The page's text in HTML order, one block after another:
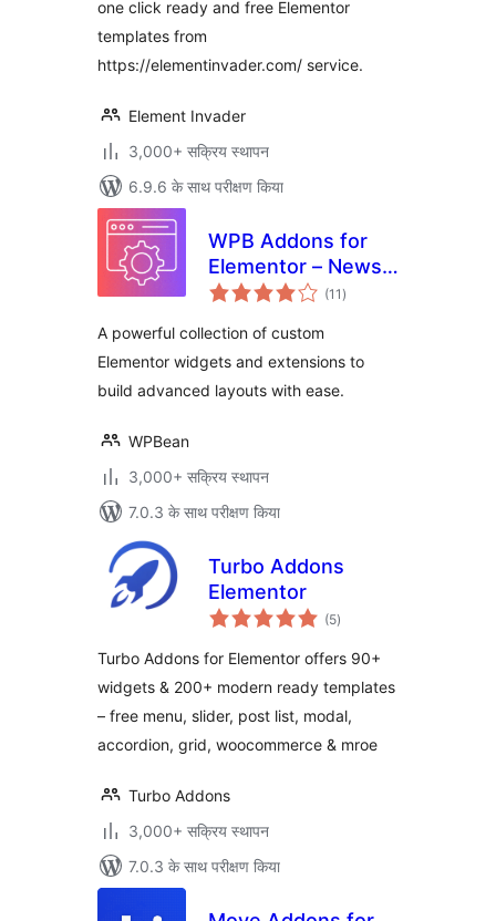
one click ready and free Elementor
templates from
https://elementinvader.com/ service.
Element Invader
3,000+ सक्रिय स्थापन
6.9.6 के साथ परीक्षण किया
WPB Addons for
Elementor – News
Ticker, Timeline,
Widgets
(11 कुल
दर)
A powerful collection of custom
Elementor widgets and extensions to
build advanced layouts with ease.
WPBean
3,000+ सक्रिय स्थापन
7.0.3 के साथ परीक्षण किया
Turbo Addons
Elementor
(5कुल
दर)
Turbo Addons for Elementor offers 90+
widgets & 200+ modern ready templates
– free menu, slider, post list, modal,
accordion, grid, woocommerce & mroe
Turbo Addons
3,000+ सक्रिय स्थापन
7.0.3 के साथ परीक्षण किया